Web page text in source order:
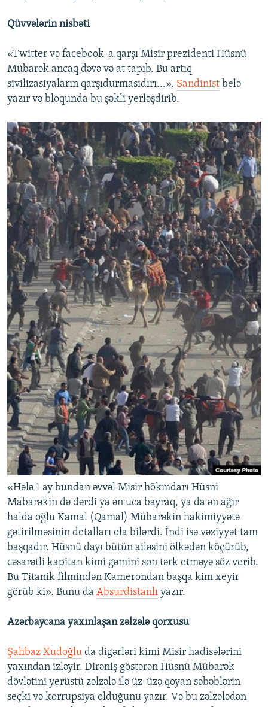
Qüvvələrin nisbəti
«Twitter və facebook-a qarşı Misir prezidenti Hüsnü
Mübarək ancaq dəvə və at tapıb. Bu artıq
sivilizasiyaların qarşıdurmasıdırı...». Sandinist belə
yazır və bloqunda bu şəkli yerləşdirib.
«Hələ 1 ay bundan əvvəl Misir hökmdarı Hüsni
Mabarəkin də dərdi ya ən uca bayraq, ya da ən ağır
halda oğlu Kamal (Qamal) Mübarəkin hakimiyyətə
gətirilməsinin detalları ola bilərdi. İndi isə vəziyyət tam
başqadır. Hüsnü dayı bütün ailəsini ölkədən köçürüb,
cəsarətli kapitan kimi gəmini son tərk etməyə söz verib.
Bu Titanik filmindən Kamerondan başqa kim xeyir
görüb ki». Bunu da Absurdistanlı yazır.
Azərbaycana yaxınlaşan zəlzələ qorxusu
Şahbaz Xudoğlu da digərləri kimi Misir hadisələrini
yaxından izləyir. Dirəniş göstərən Hüsnü Mübarək
dövlətini yerüstü zəlzələ ilə üz-üzə qoyan səbəblərin
seçki və korrupsiya olduğunu yazır. Və bu zəlzələdən